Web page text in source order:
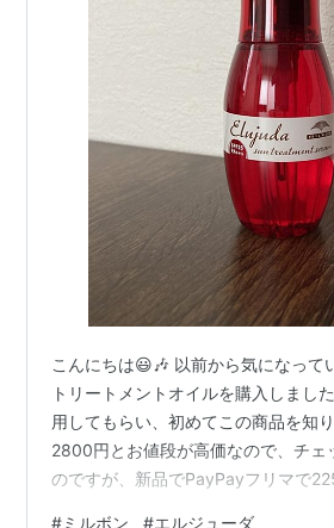
こんにちは😃🎶 以前から気になって
トリートメントオイルを購入しまし
用してもらい、初めてこの商品を知
2800円とお値段が高価なので、チェ
のですが、新品でPayPayフリマで
#ミルボン #エルジューダ